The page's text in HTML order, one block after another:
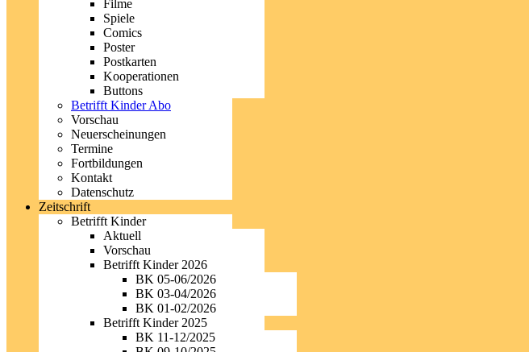
Filme
Spiele
Comics
Poster
Postkarten
Kooperationen
Buttons
Betrifft Kinder Abo
Vorschau
Neuerscheinungen
Termine
Fortbildungen
Kontakt
Datenschutz
Zeitschrift
Betrifft Kinder
Aktuell
Vorschau
Betrifft Kinder 2026
BK 05-06/2026
BK 03-04/2026
BK 01-02/2026
Betrifft Kinder 2025
BK 11-12/2025